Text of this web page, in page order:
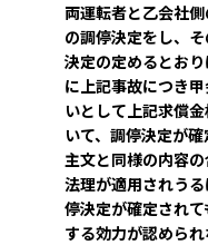
両運転者と乙会社
の調停決定をし、
決定の定めるとお
に上記事故につき
いとして上記求償
いて、調停決定が
主文と同様の内容
法理が適用されう
停決定が確定され
する効力が認めら